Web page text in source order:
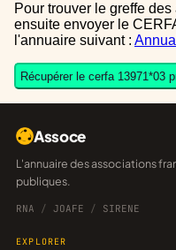
Pour trouver le greffe des associations auquel vous devrez
ensuite envoyer le
l'annuaire suivant :
Récupérer le cerfa 13971*03
Assoce
L'annuaire des associations françaises, construit sur les données
publiques.
RNA / JOAFE / SIRENE
EXPLORER